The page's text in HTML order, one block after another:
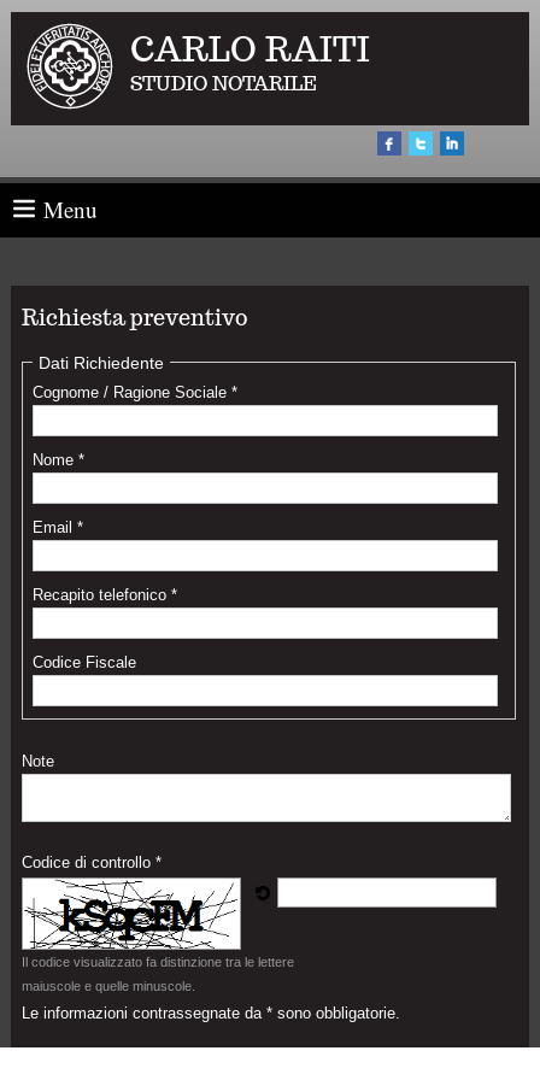
CARLO RAITI
STUDIO NOTARILE
Menu
Richiesta preventivo
Dati Richiedente
Cognome / Ragione Sociale *
Nome *
Email *
Recapito telefonico *
Codice Fiscale
Note
Codice di controllo *
Il codice visualizzato fa distinzione tra le lettere
maiuscole e quelle minuscole.
Le informazioni contrassegnate da * sono obbligatorie.